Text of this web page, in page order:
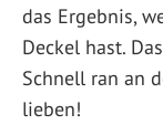
das Ergebnis,
Deckel hast.
Schnell ran an
lieben!